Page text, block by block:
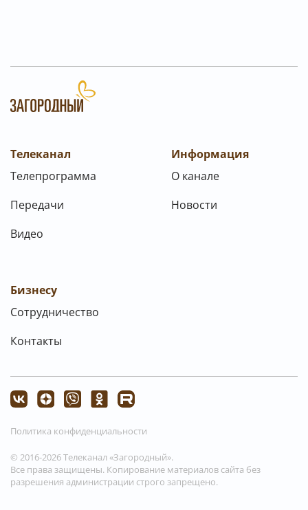
Телеканал
Телепрограмма
Передачи
Видео
Информация
О канале
Новости
Бизнесу
Сотрудничество
Контакты
© 2016-2026 Телеканал «Загородный».
Все права защищены. Копирование материалов сайта без
разрешения администрации строго запрещено.
Политика конфиденциальности